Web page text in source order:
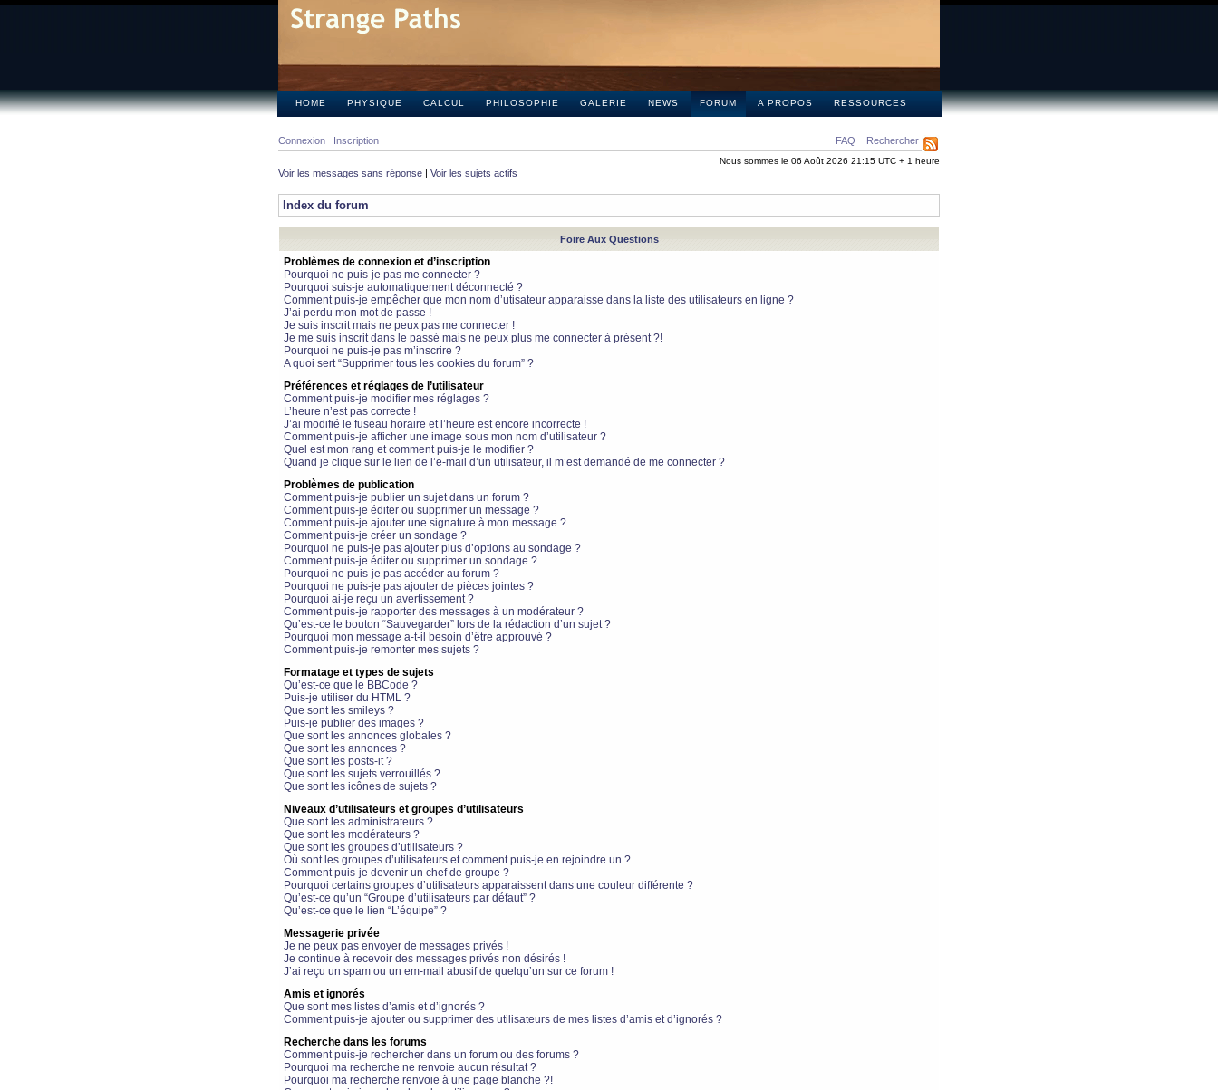
HOME PHYSIQUE CALCUL PHILOSOPHIE GALERIE NEWS FORUM A PROPOS RESSOURCES
FAQ Rechercher
Connexion Inscription
Nous sommes le 06 Août 2026 21:15 UTC + 1 heure
Voir les messages sans réponse | Voir les sujets actifs
Index du forum
Foire Aux Questions
Problèmes de connexion et d’inscription
Pourquoi ne puis-je pas me connecter ?
Pourquoi suis-je automatiquement déconnecté ?
Comment puis-je empêcher que mon nom d’utisateur apparaisse dans la liste des utilisateurs en ligne ?
J’ai perdu mon mot de passe !
Je suis inscrit mais ne peux pas me connecter !
Je me suis inscrit dans le passé mais ne peux plus me connecter à présent ?!
Pourquoi ne puis-je pas m’inscrire ?
A quoi sert “Supprimer tous les cookies du forum” ?
Préférences et réglages de l’utilisateur
Comment puis-je modifier mes réglages ?
L’heure n’est pas correcte !
J’ai modifié le fuseau horaire et l’heure est encore incorrecte !
Comment puis-je afficher une image sous mon nom d’utilisateur ?
Quel est mon rang et comment puis-je le modifier ?
Quand je clique sur le lien de l’e-mail d’un utilisateur, il m’est demandé de me connecter ?
Problèmes de publication
Comment puis-je publier un sujet dans un forum ?
Comment puis-je éditer ou supprimer un message ?
Comment puis-je ajouter une signature à mon message ?
Comment puis-je créer un sondage ?
Pourquoi ne puis-je pas ajouter plus d’options au sondage ?
Comment puis-je éditer ou supprimer un sondage ?
Pourquoi ne puis-je pas accéder au forum ?
Pourquoi ne puis-je pas ajouter de pièces jointes ?
Pourquoi ai-je reçu un avertissement ?
Comment puis-je rapporter des messages à un modérateur ?
Qu’est-ce le bouton “Sauvegarder” lors de la rédaction d’un sujet ?
Pourquoi mon message a-t-il besoin d’être approuvé ?
Comment puis-je remonter mes sujets ?
Formatage et types de sujets
Qu’est-ce que le BBCode ?
Puis-je utiliser du HTML ?
Que sont les smileys ?
Puis-je publier des images ?
Que sont les annonces globales ?
Que sont les annonces ?
Que sont les posts-it ?
Que sont les sujets verrouillés ?
Que sont les icônes de sujets ?
Niveaux d’utilisateurs et groupes d’utilisateurs
Que sont les administrateurs ?
Que sont les modérateurs ?
Que sont les groupes d’utilisateurs ?
Où sont les groupes d’utilisateurs et comment puis-je en rejoindre un ?
Comment puis-je devenir un chef de groupe ?
Pourquoi certains groupes d’utilisateurs apparaissent dans une couleur différente ?
Qu’est-ce qu’un “Groupe d’utilisateurs par défaut” ?
Qu’est-ce que le lien “L’équipe” ?
Messagerie privée
Je ne peux pas envoyer de messages privés !
Je continue à recevoir des messages privés non désirés !
J’ai reçu un spam ou un em-mail abusif de quelqu’un sur ce forum !
Amis et ignorés
Que sont mes listes d’amis et d’ignorés ?
Comment puis-je ajouter ou supprimer des utilisateurs de mes listes d’amis et d’ignorés ?
Recherche dans les forums
Comment puis-je rechercher dans un forum ou des forums ?
Pourquoi ma recherche ne renvoie aucun résultat ?
Pourquoi ma recherche renvoie à une page blanche ?!